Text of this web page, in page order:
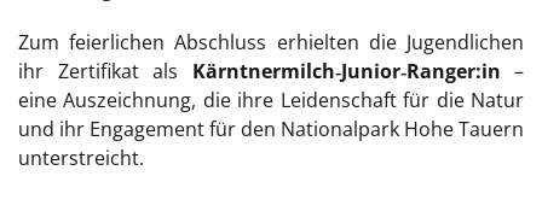
Zum feierlichen Abschluss erhielten die Jugendlichen
ihr Zertifikat als Kärntnermilch‑Junior‑Ranger:in –
eine Auszeichnung, die ihre Leidenschaft für die Natur
und ihr Engagement für den Nationalpark Hohe Tauern
unterstreicht.